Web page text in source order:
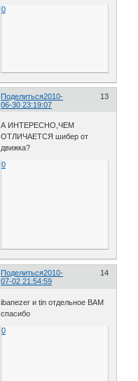
0
Поделиться 13
2010-
06-30 23:19:07
А ИНТЕРЕСНО,ЧЕМ
ОТЛИЧАЕТСЯ шибер от
движка?
0
Поделиться 14
2010-
07-02 21:54:59
ibanezer и tin отдельное ВАМ
спасибо
0